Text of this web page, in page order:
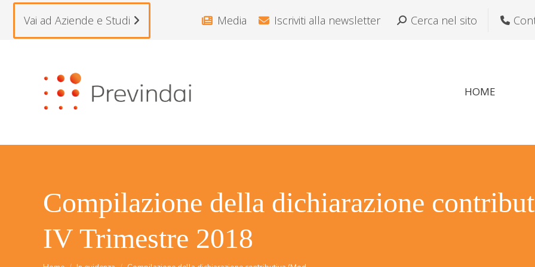
Vai ad Aziende e Studi Media Iscriviti alla newsletter Cerca:Cerca nel sito
HOME
Compilazione della dichiarazione
IV Trimestre 2018
Tu sei qui: